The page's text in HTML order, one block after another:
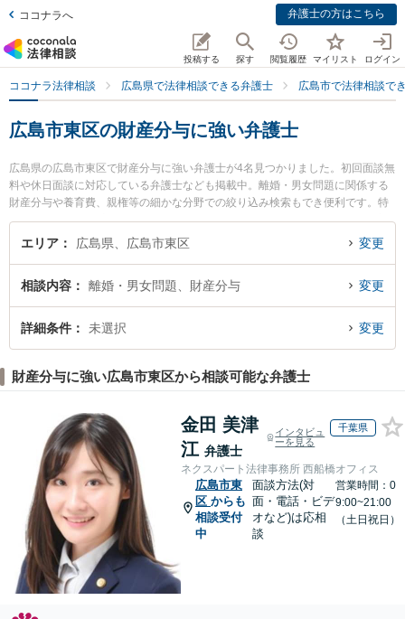
ココナラへ 弁護士の方はこちら
投稿する 探す 閲覧履歴 マイリスト ログイン
ココナラ法律相談 広島県で法律相談できる弁護士 広島市で法律相談で
広島市東区の財産分与に強い弁護士
広島県の広島市東区で財産分与に強い弁護士が4名見つかりました。初回面談無
料や休日面談に対応している弁護士なども掲載中。離婚・男女問題に関係する
財産分与や養育費、親権等の細かな分野での絞り込み検索もでき便利です。特
に弁護士法人共創 広島駅前法律事務所の下西 祥平弁護士や弁護士法人共創 広
島駅前法律事務所の二井 柳至弁護士、うした法律事務所の加藤 泰弁護士のプロ
産分与のトラブル解決の実績豊富な近くの弁護士を検索したい』『初回相談無
料で財産分与を法律相談できる広島市東区内の弁護士に相談予約したい』など
でお困りの相談者さんにおすすめです。
エリア 広島県、広島市東区 変更
相談内容 離婚・男女問題、財産分与 変更
詳細条件 未選択 変更
財産分与に強い広島市東区から相談可能な弁護士
金田 美津
江 弁護士
インタビュ
ーを見る
千葉県
ネクスパート法律事務所 西船橋オフィス
広島市東
区 からも
相談受付
中
面談方法(対
面・電話・ビデ
オなど)は応相
談
営業時間：0
9:00~21:00
（土日祝日）